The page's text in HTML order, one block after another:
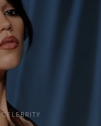
CELEBRITY